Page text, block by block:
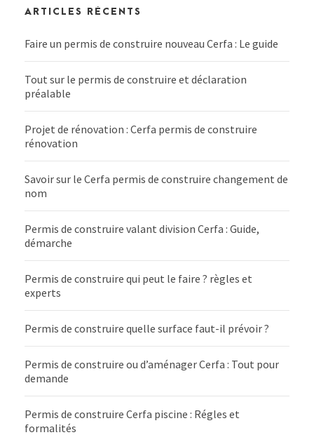
ARTICLES RÉCENTS
Faire un permis de construire nouveau Cerfa : Le guide
Tout sur le permis de construire et déclaration
préalable
Projet de rénovation : Cerfa permis de construire
rénovation
Savoir sur le Cerfa permis de construire changement de
nom
Permis de construire valant division Cerfa : Guide,
démarche
Permis de construire qui peut le faire ? règles et
experts
Permis de construire quelle surface faut-il prévoir ?
Permis de construire ou d’aménager Cerfa : Tout pour
demande
Permis de construire Cerfa piscine : Régles et
formalités